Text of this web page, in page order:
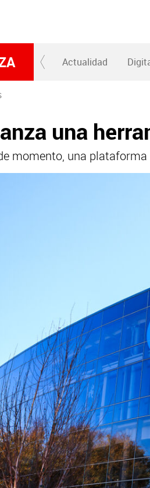
Actualidad
una
momento, una